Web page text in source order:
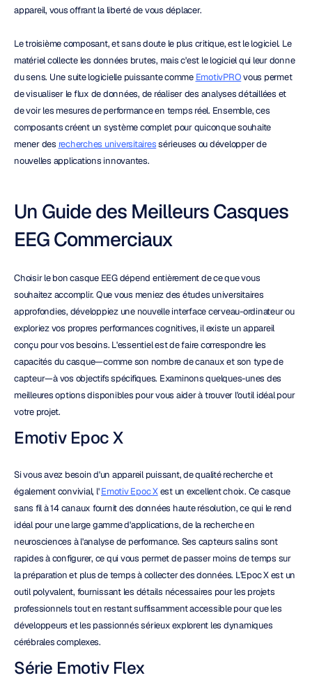
appareil, vous offrant la liberté de vous déplacer.
Le troisième composant, et sans doute le plus critique, est le logiciel. Le
matériel collecte les données brutes, mais c'est le logiciel qui leur donne
du sens. Une suite logicielle puissante comme EmotivPRO vous permet
de visualiser le flux de données, de réaliser des analyses détaillées et
de voir les mesures de performance en temps réel. Ensemble, ces
composants créent un système complet pour quiconque souhaite
mener des recherches universitaires sérieuses ou développer de
nouvelles applications innovantes.
Un Guide des Meilleurs Casques
EEG Commerciaux
Choisir le bon casque EEG dépend entièrement de ce que vous
souhaitez accomplir. Que vous meniez des études universitaires
approfondies, développiez une nouvelle interface cerveau-ordinateur ou
exploriez vos propres performances cognitives, il existe un appareil
conçu pour vos besoins. L'essentiel est de faire correspondre les
capacités du casque—comme son nombre de canaux et son type de
capteur—à vos objectifs spécifiques. Examinons quelques-unes des
meilleures options disponibles pour vous aider à trouver l'outil idéal pour
votre projet.
Emotiv Epoc X
Si vous avez besoin d'un appareil puissant, de qualité recherche et
également convivial, l' Emotiv Epoc X est un excellent choix. Ce casque
sans fil à 14 canaux fournit des données haute résolution, ce qui le rend
idéal pour une large gamme d'applications, de la recherche en
neurosciences à l'analyse de performance. Ses capteurs salins sont
rapides à configurer, ce qui vous permet de passer moins de temps sur
la préparation et plus de temps à collecter des données. L'Epoc X est un
outil polyvalent, fournissant les détails nécessaires pour les projets
professionnels tout en restant suffisamment accessible pour que les
développeurs et les passionnés sérieux explorent les dynamiques
cérébrales complexes.
Série Emotiv Flex